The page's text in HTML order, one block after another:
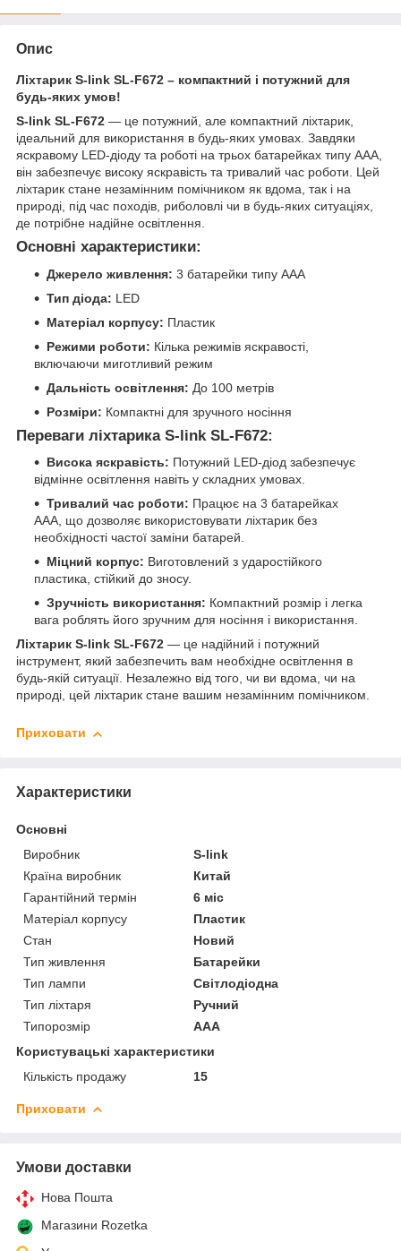
Опис
Ліхтарик S-link SL-F672 – компактний і потужний для
будь-яких умов!
S-link SL-F672 — це потужний, але компактний ліхтарик,
ідеальний для використання в будь-яких умовах. Завдяки
яскравому LED-діоду та роботі на трьох батарейках типу AAA,
він забезпечує високу яскравість та тривалий час роботи. Цей
ліхтарик стане незамінним помічником як вдома, так і на
природі, під час походів, риболовлі чи в будь-яких ситуаціях,
де потрібне надійне освітлення.
Основні характеристики:
Джерело живлення: 3 батарейки типу AAA
Тип діода: LED
Матеріал корпусу: Пластик
Режими роботи: Кілька режимів яскравості,
включаючи миготливий режим
Дальність освітлення: До 100 метрів
Розміри: Компактні для зручного носіння
Переваги ліхтарика S-link SL-F672:
Висока яскравість: Потужний LED-діод забезпечує
відмінне освітлення навіть у складних умовах.
Тривалий час роботи: Працює на 3 батарейках
AAA, що дозволяє використовувати ліхтарик без
необхідності частої заміни батарей.
Міцний корпус: Виготовлений з ударостійкого
пластика, стійкий до зносу.
Зручність використання: Компактний розмір і легка
вага роблять його зручним для носіння і використання.
Ліхтарик S-link SL-F672 — це надійний і потужний
інструмент, який забезпечить вам необхідне освітлення в
будь-якій ситуації. Незалежно від того, чи ви вдома, чи на
природі, цей ліхтарик стане вашим незамінним помічником.
Приховати
Характеристики
Основні
Виробник
S-link
Країна виробник
Китай
Гарантійний термін
6 міс
Матеріал корпусу
Пластик
Стан
Новий
Тип живлення
Батарейки
Тип лампи
Світлодіодна
Тип ліхтаря
Ручний
Типорозмір
AAA
Користувацькi характеристики
Кількість продажу
15
Приховати
Умови доставки
Нова Пошта
Магазини Rozetka